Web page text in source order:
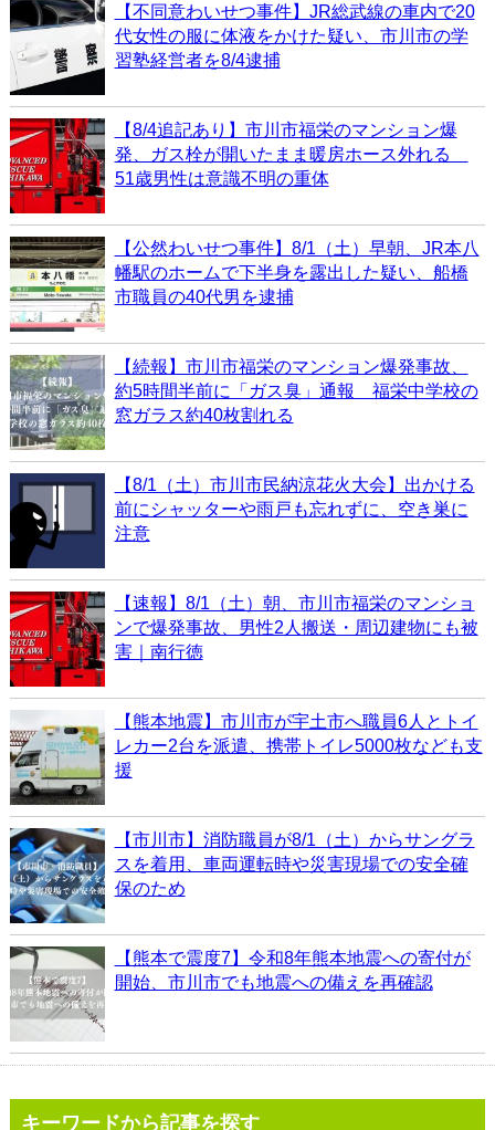
【不同意わいせつ事件】JR総武線の車内で20
代女性の服に体液をかけた疑い、市川市の学
習塾経営者を8/4逮捕
【8/4追記あり】市川市福栄のマンション爆
発、ガス栓が開いたまま暖房ホース外れる
51歳男性は意識不明の重体
【公然わいせつ事件】8/1（土）早朝、JR本八
幡駅のホームで下半身を露出した疑い、船橋
市職員の40代男を逮捕
【続報】市川市福栄のマンション爆発事故、
約5時間半前に「ガス臭」通報 福栄中学校の
窓ガラス約40枚割れる
【8/1（土）市川市民納涼花火大会】出かける
前にシャッターや雨戸も忘れずに、空き巣に
注意
【速報】8/1（土）朝、市川市福栄のマンショ
ンで爆発事故、男性2人搬送・周辺建物にも被
害｜南行徳
【熊本地震】市川市が宇土市へ職員6人とトイ
レカー2台を派遣、携帯トイレ5000枚なども支
援
【市川市】消防職員が8/1（土）からサングラ
スを着用、車両運転時や災害現場での安全確
保のため
【熊本で震度7】令和8年熊本地震への寄付が
開始、市川市でも地震への備えを再確認
キーワードから記事を探す